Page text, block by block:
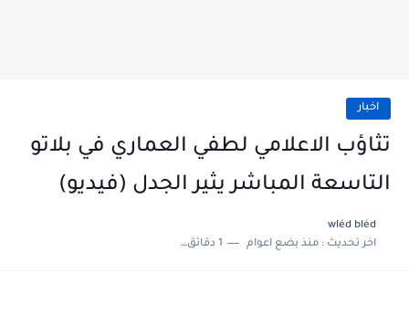
اخبار
تثاؤب الاعلامي لطفي العماري في بلاتو
التاسعة المباشر يثير الجدل (فيديو)
wléd bléd
اخر تحديث :منذ بضع اعوام 1 دقائق للقراءة